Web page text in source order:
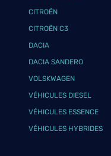
CITROËN
CITROËN C3
DACIA
DACIA SANDERO
VOLSKWAGEN
VÉHICULES DIESEL
VÉHICULES ESSENCE
VÉHICULES HYBRIDES